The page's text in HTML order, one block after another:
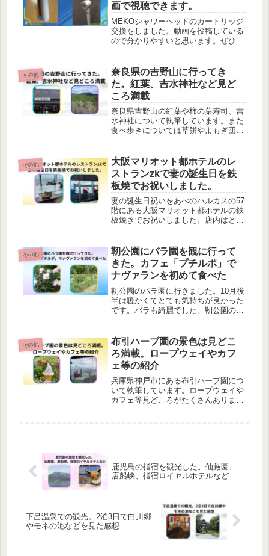
画で視聴できます。
MEKOシャワーヘッドのカートリッジ
交換をしました。動画を投稿している
ので分かりやすいと思います。ぜひご
その他
奈良県の吉野山に行ってき
た。紅葉、吉水神社など見ど
ころ満載
奈良県吉野山の紅葉や柿の葉寿司、吉
水神社について執筆しています。また
食べ歩きについては草餅やよもぎ団
が青の交響曲(シンフォニー)やさくら
ライナーを見ることができました。
その他
大阪マリオット都ホテルのレ
ストランzkで妻の誕生日を鉄
板焼でお祝いしました。
妻の誕生日祝いをあべのハルカスの57
階にある大阪マリオット都ホテルの鉄
板焼きでお祝いしました。店内はとて
い、記念日などにとてもおすすめで
す。
その他
靭公園にバラ園を観に行って
きた。カフェ「プチルポ」で
ナヴァランを初めて食べた
靭公園のバラ園に行きました。10月後
半は暖かくてとても気持ちが良かった
です。バラも綺麗でした。靭公園の近
い人は一度、行ってみてはいかがでし
ょうか
その他
布引ハーブ園の景色は見どこ
ろ満載。ロープウェイやカフ
ェ等の紹介
兵庫県神戸市にある布引ハーブ園につ
いて執筆しています。ロープウェイや
カフェ等見どころがたくさんありま
鹿児島の指宿を観光した。仙厳園、
唐船峡、指宿ロイヤルホテルなど
下呂温泉での観光。2泊3日で白川郷
やモネの池などを見た感想